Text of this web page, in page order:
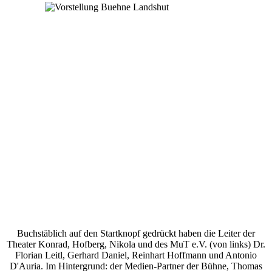
Buchstäblich auf den Startknopf gedrückt haben die Leiter der
Theater Konrad, Hofberg, Nikola und des MuT e.V. (von links) Dr.
Florian Leitl, Gerhard Daniel, Reinhart Hoffmann und Antonio
D'Auria. Im Hintergrund: der Medien-Partner der Bühne, Thomas